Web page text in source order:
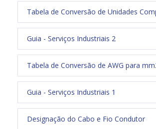
Tabela de Conversão de Unidades
Guia - Serviços Industriais 2
Tabela de Conversão de AWG para
Guia - Serviços Industriais 1
Designação do Cabo e Fio Condutor